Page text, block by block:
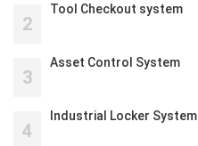
2
Tool Checkout system
3
Asset Control System
4
Industrial Locker System